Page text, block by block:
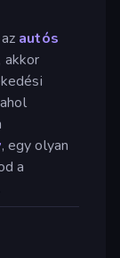
autós
akkor
, egy olyan
a